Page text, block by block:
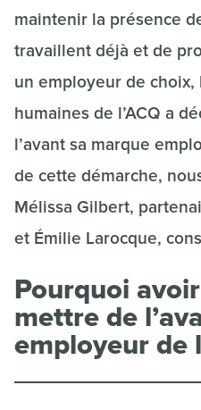
maintenir la présence
travaillent déjà et de
un employeur de choix,
humaines de l’ACQ a
l’avant sa marque
de cette démarche,
Mélissa Gilbert,
et Émilie Larocque,
Pourquoi
mettre de
employeur de